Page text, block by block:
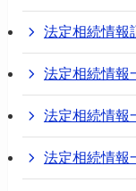
法定相続情報
法定相続情
法定相続情報
法定相続情報